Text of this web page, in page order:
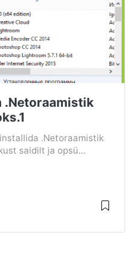
.Netoraamistik
.Netoraamistik
saidilt ja opsü...